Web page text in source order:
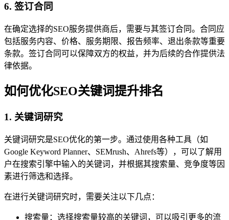
6. 签订合同
在确定选择的SEO服务提供商后，需要与其签订合同。合同应
包括服务内容、价格、服务期限、报告频率、退出条款等重要
条款。签订合同可以保障双方的权益，并为后续的合作提供法
律依据。
如何优化SEO关键词提升排名
1. 关键词研究
关键词研究是SEO优化的第一步。通过使用各种工具（如
Google Keyword Planner、SEMrush、Ahrefs等），可以了解用
户在搜索引擎中输入的关键词，并根据其搜索量、竞争度等因
素进行筛选和选择。
在进行关键词研究时，需要关注以下几点：
搜索量：选择搜索量较高的关键词，可以吸引更多的流